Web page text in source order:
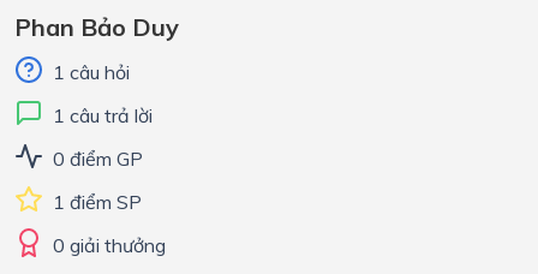
Phan Bảo Duy
1 câu hỏi
1 câu trả lời
0 điểm GP
1 điểm SP
0 giải thưởng